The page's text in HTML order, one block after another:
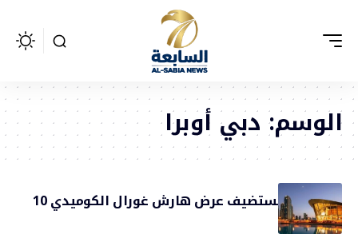
الوسم: دبي أوبرا
دبي أوبرا تستضيف عرض هارش غورال الكوميدي 10
مايو